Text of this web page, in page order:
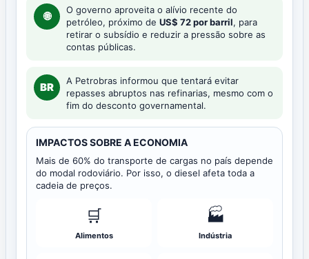
🌐
O governo aproveita o alívio recente do
petróleo, próximo de US$ 72 por barril, para
retirar o subsídio e reduzir a pressão sobre as
contas públicas.
BR
A Petrobras informou que tentará evitar
repasses abruptos nas refinarias, mesmo com o
fim do desconto governamental.
IMPACTOS SOBRE A ECONOMIA
Mais de 60% do transporte de cargas no país depende
do modal rodoviário. Por isso, o diesel afeta toda a
cadeia de preços.
🛒
Alimentos
🏭
Indústria